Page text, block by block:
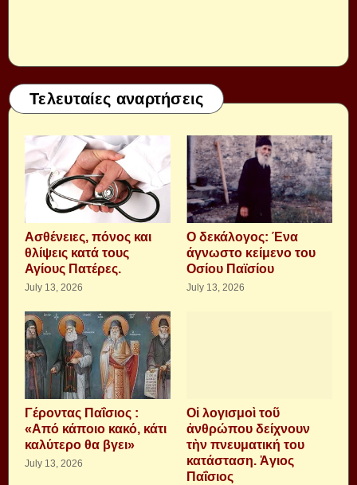
Τελευταίες αναρτήσεις
Aσθένειες, πόνος και
θλίψεις κατά τους
Αγίους Πατέρες.
July 13, 2026
Ο δεκάλογος: Ένα
άγνωστο κείμενο του
Οσίου Παϊσίου
July 13, 2026
Γέροντας Παΐσιος :
«Από κάποιο κακό, κάτι
καλύτερο θα βγει»
July 13, 2026
Οἱ λογισμοὶ τοῦ
ἀνθρώπου δείχνουν
τὴν πνευματική του
κατάσταση. Ἁγιος
Παΐσιος